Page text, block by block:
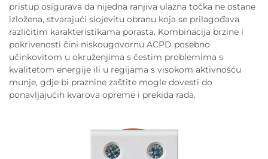
pristup osigurava da nijedna ranjiva ulazna točka ne ostane
izložena, stvarajući slojevitu obranu koja se prilagođava
različitim karakteristikama porasta. Kombinacija brzine i
pokrivenosti čini niskougovornu ACPD posebno
učinkovitom u okruženjima s čestim problemima s
kvalitetom energije ili u regijama s visokom aktivnošću
munje, gdje bi praznine zaštite mogle dovesti do
ponavljajućih kvarova opreme i prekida rada.